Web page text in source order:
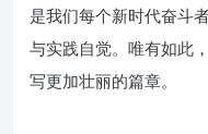
是我们每个新时代奋斗
与实践自觉。唯有如此
写更加壮丽的篇章。